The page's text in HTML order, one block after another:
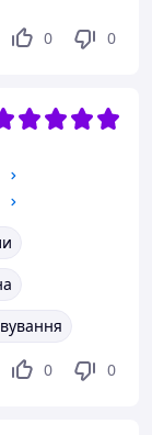
0 0
0 0